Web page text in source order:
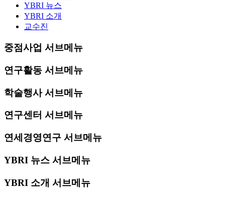
YBRI 뉴스
YBRI 소개
교수진
중점사업 서브메뉴
연구활동 서브메뉴
학술행사 서브메뉴
연구센터 서브메뉴
연세경영연구 서브메뉴
YBRI 뉴스 서브메뉴
YBRI 소개 서브메뉴